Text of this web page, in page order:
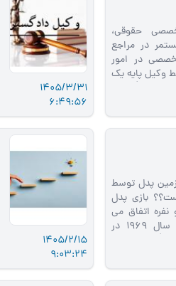
حقوقی،
در مراجع
در امور
وکیل پایه یک
1405/3/31
6:49:56
پدل توسط
بازی پدل
اتفاق می
افتد. انریکر کورکوئرا در سال 1969 در
1405/2/15
9:03:24